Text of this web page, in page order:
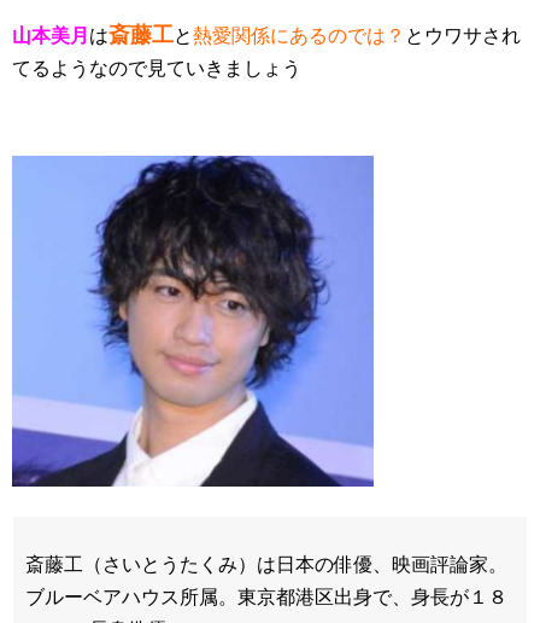
山本美月 は斎藤工と熱愛関係にあるのでは？ とウワサされ
てるようなので見ていきましょう
斎藤工（さいとうたくみ）は日本の俳優、映画評論家。
ブルーベアハウス所属。東京都港区出身で、身長が１８